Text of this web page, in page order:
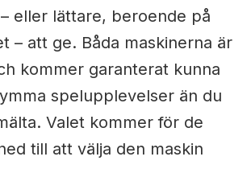
eller lättare, beroende på
– att ge. Båda maskinerna är
kommer garanterat kunna
spelupplevelser än du
Valet kommer för de
till att välja den maskin